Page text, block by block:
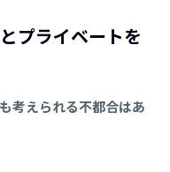
プライベートを
考えられる不都合はあ